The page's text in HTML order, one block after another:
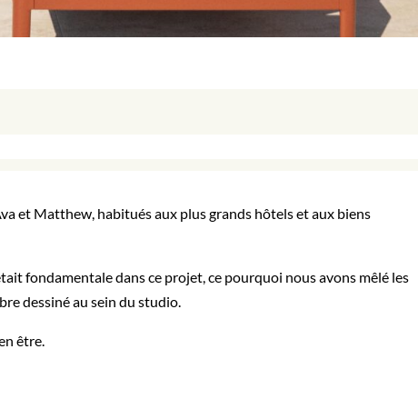
et Matthew, habitués aux plus grands hôtels et aux biens
fondamentale dans ce projet, ce pourquoi nous avons mêlé les
dessiné au sein du studio.
être.